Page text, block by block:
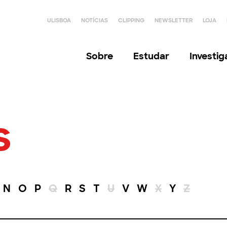
ULISBOA NOTÍCIAS CLIPPING NEWSLETTER LOJA
Sobre Estudar
N O P Q R S T U V W X Y Z